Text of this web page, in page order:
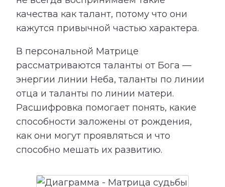
качества как талант, потому что они
кажутся привычной частью характера.
В персональной Матрице
рассматриваются таланты от Бога —
энергии линии Неба, таланты по линии
отца и таланты по линии матери.
Расшифровка помогает понять, какие
способности заложены от рождения,
как они могут проявляться и что
способно мешать их развитию.